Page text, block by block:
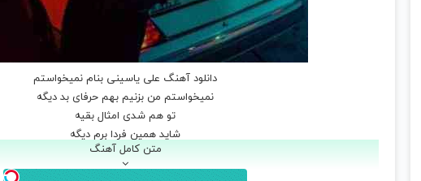
دانلود آهنگ علی یاسینی بنام نمیخواستم
نمیخواستم من بزنیم بهم حرفای بد دیگه
تو هم شدی امثال بقیه
شاید همین فردا برم دیگه
نمیخواستم من بخور دست هر کی بهت
تنت دم دستی بشه
متن کامل آهنگ